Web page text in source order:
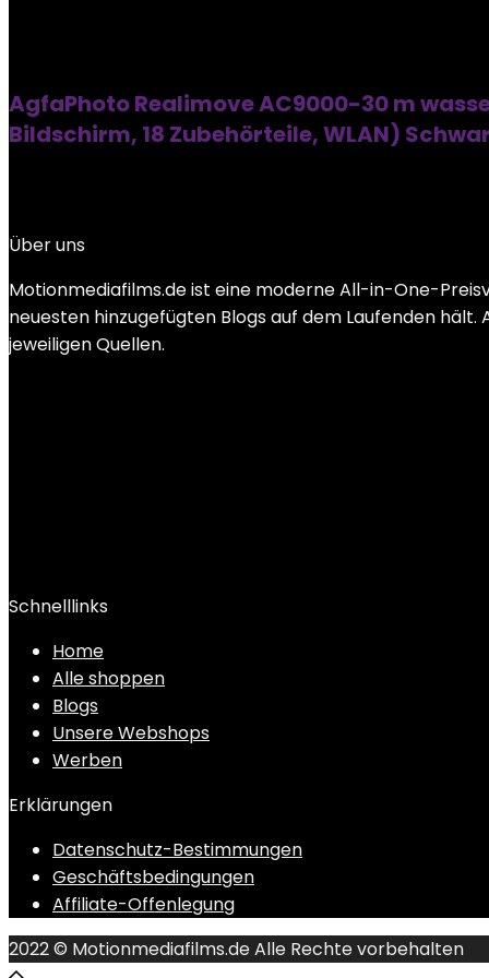
AgfaPhoto Realimove AC9000-30 m
Bildschirm, 18 Zubehörteile, WLAN)
Über uns
Motionmediafilms.de ist eine moderne All-in-One-
neuesten hinzugefügten Blogs auf dem Laufenden
jeweiligen Quellen.
Schnelllinks
Home
Alle shoppen
Blogs
Unsere Webshops
Werben
Erklärungen
Datenschutz-Bestimmungen
Geschäftsbedingungen
Affiliate-Offenlegung
2022 © Motionmediafilms.de Alle Rechte vorbehalten